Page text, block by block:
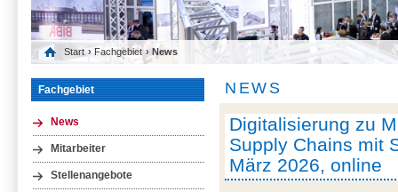
Start › Fachgebiet › News
Fachgebiet
News
Mitarbeiter
Stellenangebote
NEWS
Digitalisierung zu
Supply Chains mit
März 2026, online